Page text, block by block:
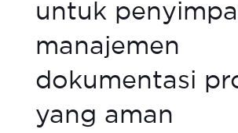
untuk
manajemen
dokumentasi
yang aman